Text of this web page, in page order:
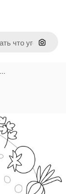
Поиск